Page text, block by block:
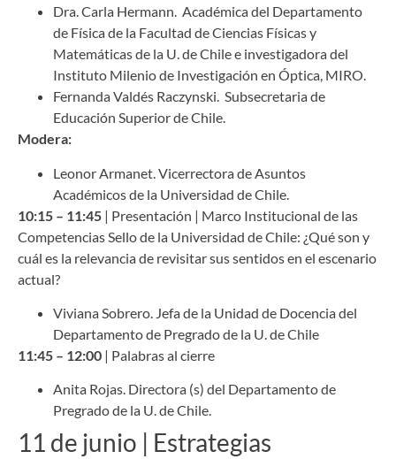
Dra. Carla Hermann. Académica del Departamento
de Física de la Facultad de Ciencias Físicas y
Matemáticas de la U. de Chile e investigadora del
Instituto Milenio de Investigación en Óptica, MIRO.
Fernanda Valdés Raczynski. Subsecretaria de
Educación Superior de Chile.
Modera:
Leonor Armanet. Vicerrectora de Asuntos
Académicos de la Universidad de Chile.
10:15 – 11:45 | Presentación | Marco Institucional de las
Competencias Sello de la Universidad de Chile: ¿Qué son y
cuál es la relevancia de revisitar sus sentidos en el escenario
actual?
Viviana Sobrero. Jefa de la Unidad de Docencia del
Departamento de Pregrado de la U. de Chile
11:45 – 12:00 | Palabras al cierre
Anita Rojas. Directora (s) del Departamento de
Pregrado de la U. de Chile.
11 de junio | Estrategias